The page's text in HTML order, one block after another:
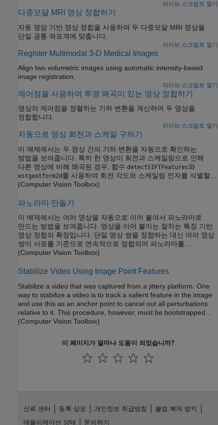
라이브 스크립트 열기
다중모달 MRI 영상 정합하기
자동 명암 기반 영상 정합을 사용하여 두 다중모달 MRI 영상을
단일 공통 좌표계에 맞춥니다.
라이브 스크립트 열기
Register Multimodal 3-D Medical Images
Align two volumetric images using automatic intensity-based
image registration.
라이브 스크립트 열기
제어점을 사용하여 투영 왜곡이 있는 영상 정합하기
영상의 제어점을 정렬하는 기하 변환을 계산하여 두 영상을
정합합니다.
라이브 스크립트 열기
자동으로 영상 회전과 스케일 구하기
이 예제에서는 두 영상 간의 기하 변환을 자동으로 확인하는
방법을 보여줍니다. 특히 한 영상이 회전과 스케일링으로 인해
다른 영상에 비해 왜곡된 경우, 함수 detectSIFTFeatures와
estgeotform2d 를 사용하여 회전 각도와 스케일링 인자를 식별할
수 있습니다. 그런 다음 이러한 파라미터를 사용하여 왜곡된
(Computer Vision Toolbox)
파노라마 만들기
이 예제에서는 여러 영상을 자동으로 이어 붙여서 파노라마로
만드는 방법을 보여줍니다. 영상을 이어 붙이는 절차는 특징 기반
영상 정합의 확장입니다. 단일 영상 쌍을 정합하는 대신 여러 영상
쌍이 서로를 기준으로 연속적으로 정합되어 파노라마를
형성합니다.
(Computer Vision Toolbox)
Stabilize Video Using Image Point Features
Stabilize a video that was captured from a jittery platform. One
way to stabilize a video is to track a salient feature in the image
and use this as an anchor point to cancel out all perturbations
relative to it. This procedure, however, must be bootstrapped
with knowledge of where such a salient feature lies in the first
stabilization that works without any such
apriori knowledge. It
instead automatically searches for the "background plane" in a
video sequence, and uses the observed distortion to correct for
(Computer Vision Toolbox)
이 페이지가 얼마나 도움이 되었습니까?
신뢰 센터 등록 상표 개인정보 취급방침
불법 복제 방지
애플리케이션 상태
문의하기